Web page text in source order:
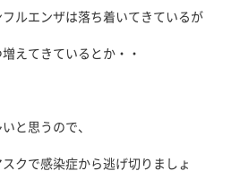
ルエンザは落ち着いてきているが
えてきているとか・・
と思うので、
クで感染症から逃げ切りましょ